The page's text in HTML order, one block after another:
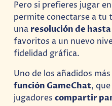
Pero si prefieres jugar
permite conectarse a tu
una resolución de
favoritos a un nuevo
fidelidad gráfica.
Uno de los añadidos
función GameChat,
jugadorescompartir